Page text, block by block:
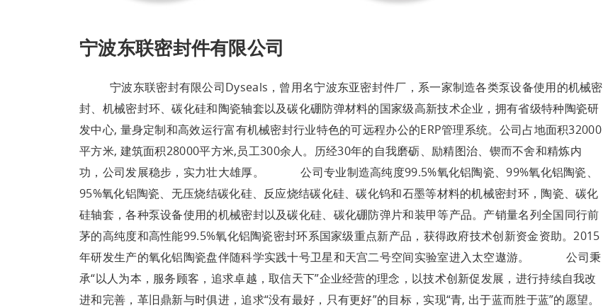
宁波东联密封件有限公司
宁波东联密封有限公司Dyseals，曾用名宁波东亚密封件厂，系一家制造各类泵设备使用的机械密
封、机械密封环、碳化硅和陶瓷轴套以及碳化硼防弹材料的国家级高新技术企业，拥有省级特种陶瓷研
发中心, 量身定制和高效运行富有机械密封行业特色的可远程办公的ERP管理系统。公司占地面积32000
平方米, 建筑面积28000平方米,员工300余人。历经30年的自我磨砺、励精图治、锲而不舍和精炼内
功，公司发展稳步，实力壮大雄厚。 公司专业制造高纯度99.5%氧化铝陶瓷、99%氧化铝陶瓷、
95%氧化铝陶瓷、无压烧结碳化硅、反应烧结碳化硅、碳化钨和石墨等材料的机械密封环，陶瓷、碳化
硅轴套，各种泵设备使用的机械密封以及碳化硅、碳化硼防弹片和装甲等产品。产销量名列全国同行前
茅的高纯度和高性能99.5%氧化铝陶瓷密封环系国家级重点新产品，获得政府技术创新资金资助。2015
年研发生产的氧化铝陶瓷盘伴随科学实践十号卫星和天宫二号空间实验室进入太空遨游。 公司秉
承“以人为本，服务顾客，追求卓越，取信天下”企业经营的理念，以技术创新促发展，进行持续自我改
进和完善，革旧鼎新与时俱进，追求“没有最好，只有更好”的目标，实现“青, 出于蓝而胜于蓝”的愿望。